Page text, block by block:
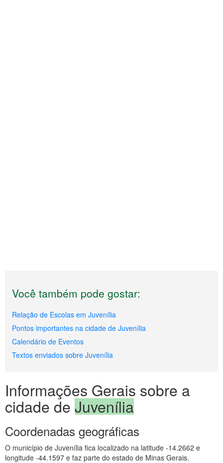
Você também pode gostar:
Relação de Escolas em Juvenília
Pontos importantes na cidade de Juvenília
Calendário de Eventos
Textos enviados sobre Juvenília
Informações Gerais sobre a
cidade de Juvenília
Coordenadas geográficas
O município de Juvenília fica localizado na latitude -14.2662 e
longitude -44.1597 e faz parte do estado de Minas Gerais.